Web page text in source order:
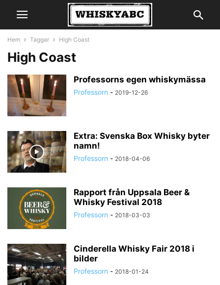
Hem Taggar High Coast
High Coast
Professorns egen whiskymässa
Professorn - 2019-12-26
Extra: Svenska Box Whisky byter
namn!
Professorn - 2018-04-06
Rapport från Uppsala Beer &
Whisky Festival 2018
Professorn - 2018-03-03
Cinderella Whisky Fair 2018 i
bilder
Professorn - 2018-01-24